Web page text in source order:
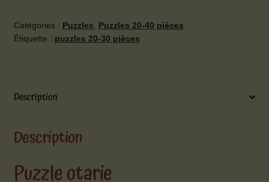
Catégories : Puzzles
Puzzles 20-40 pièces
Étiquette : puzzles 20-30 pièces
Description
Description
Puzzle otarie